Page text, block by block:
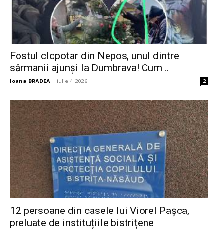
Fostul clopotar din Nepos, unul dintre
sărmanii ajunși la Dumbrava! Cum...
Ioana BRADEA - iulie 4, 2026 2
12 persoane din casele lui Viorel Pașca,
preluate de instituțiile bistrițene